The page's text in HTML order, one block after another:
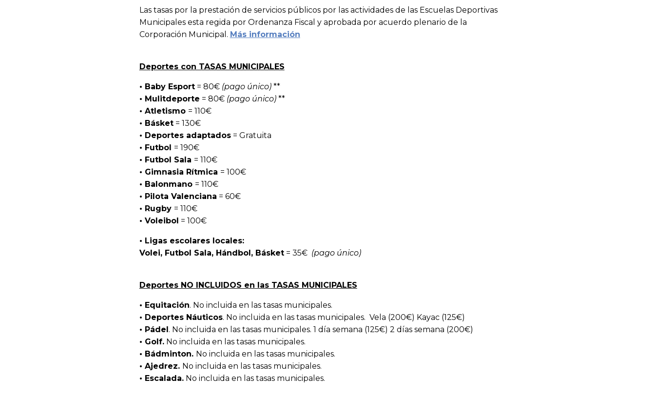
Las tasas por la prestación de servicios públicos por las actividades de las Escuelas Deportivas
Municipales esta regida por Ordenanza Fiscal y aprobada por acuerdo plenario de la
Corporación Municipal. Más información
Deportes con TASAS MUNICIPALES
• Baby Esport= 80€ (pago único)**
• Mulitdeporte = 80€ (pago único)**
• Atletismo = 110€
• Básket= 130€
• Deportes adaptados= Gratuita
• Futbol = 190€
• Futbol Sala = 110€
• Gimnasia Rítmica = 100€
• Balonmano = 110€
• Pilota Valenciana = 60€
• Rugby = 110€
• Voleibol = 100€
• Ligas escolares locales:
Volei, Futbol Sala, Hándbol, Básket= 35€ (pago único)
Deportes NO INCLUIDOS en las TASAS MUNICIPALES
• Equitación. No incluida en las tasas municipales.
• Deportes Náuticos. No incluida en las tasas municipales. Vela (200€) Kayac (125€)
• Pádel. No incluida en las tasas municipales. 1 día semana (125€) 2 días semana (200€)
• Golf.No incluida en las tasas municipales.
• Bádminton. No incluida en las tasas municipales.
• Ajedrez. No incluida en las tasas municipales.
• Escalada.No incluida en las tasas municipales.